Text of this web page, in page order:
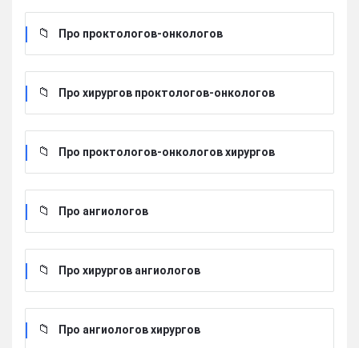
Про проктологов-онкологов
Про хирургов проктологов-онкологов
Про проктологов-онкологов хирургов
Про ангиологов
Про хирургов ангиологов
Про ангиологов хирургов